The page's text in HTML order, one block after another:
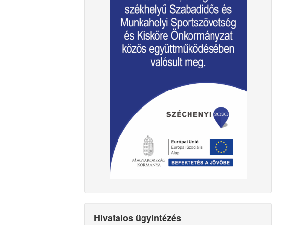
Hivatalos ügyintézés